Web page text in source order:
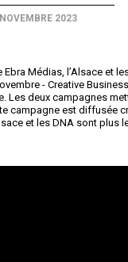
2023
Médias, l’Alsace et
- Creative
Les deux campagnes
campagne est diffusée
et les DNA sont plus